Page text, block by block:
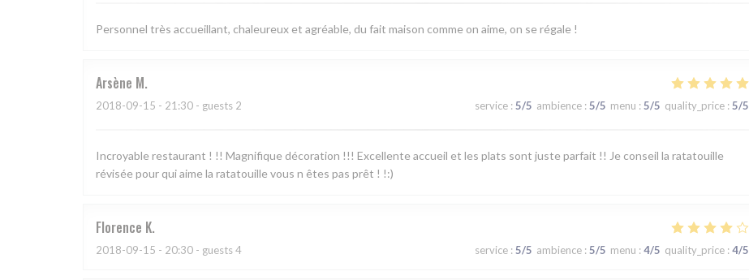
Personnel très accueillant, chaleureux et agréable, du fait maison comme on aime, on se régale !
Arsène M
2018-09-15 - 21:30 - guests 2 service : 5/5 ambience : 5/5 menu : 5/5 quality_price : 5/5
Incroyable restaurant ! !! Magnifique décoration !!! Excellente accueil et les plats sont juste parfait !! Je conseil la ratatouille
révisée pour qui aime la ratatouille vous n êtes pas prêt ! !:)
Florence K
2018-09-15 - 20:30 - guests 4 service : 5/5 ambience : 5/5 menu : 4/5 quality_price : 4/5